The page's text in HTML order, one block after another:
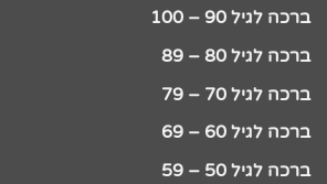
ברכה לגיל 90 – 100
ברכה לגיל 80 – 89
ברכה לגיל 70 – 79
ברכה לגיל 60 – 69
ברכה לגיל 50 – 59